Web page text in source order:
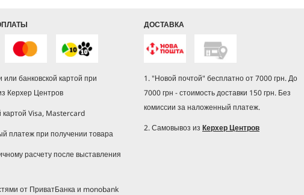
банковской картой при
Керхер Центров
картой Visa, Mastercard
платеж при получении товара
расчету после выставления
от ПриватБанка и monobank
ДОСТАВКА
1. "Новой почтой" бесплатно от 7000 грн. До
7000 грн - стоимость доставки 150 грн. Без
комиссии за наложенный платеж.
2. Самовывоз из Керхер Центров